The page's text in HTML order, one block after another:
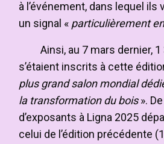
à l’événement, dans lequel
un signal « particulièrement
Ainsi, au 7 mars dernier,
s’étaient inscrits à cette
plus grand salon mondial
la transformation du bois».
d’exposants à Ligna 2025
celui de l’édition précédente